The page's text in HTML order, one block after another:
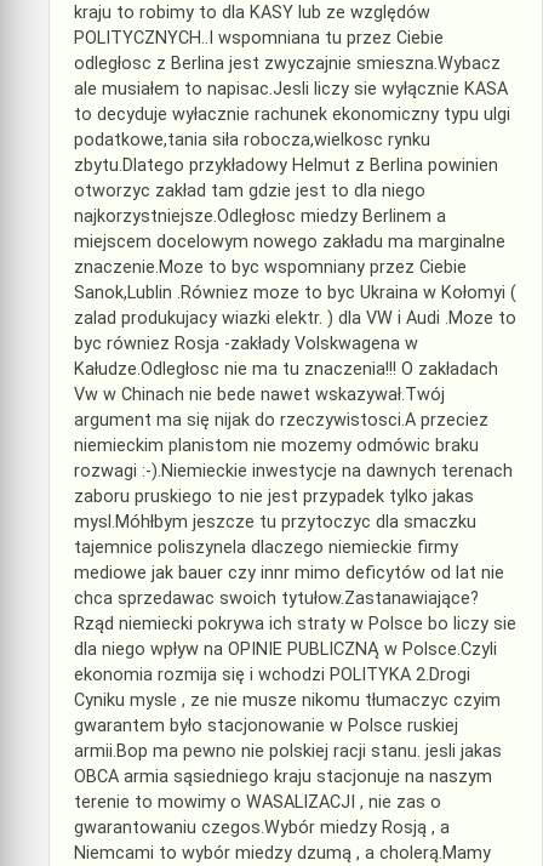
kraju to robimy to dla KASY lub ze względów
POLITYCZNYCH..I wspomniana tu przez Ciebie
odległosc z Berlina jest zwyczajnie smieszna.Wybacz
ale musiałem to napisac.Jesli liczy sie wyłącznie KASA
to decyduje wyłacznie rachunek ekonomiczny typu ulgi
podatkowe,tania siła robocza,wielkosc rynku
zbytu.Dlatego przykładowy Helmut z Berlina powinien
otworzyc zakład tam gdzie jest to dla niego
najkorzystniejsze.Odległosc miedzy Berlinem a
miejscem docelowym nowego zakładu ma marginalne
znaczenie.Moze to byc wspomniany przez Ciebie
Sanok,Lublin .Równiez moze to byc Ukraina w Kołomyi (
zalad produkujacy wiazki elektr. ) dla VW i Audi .Moze to
byc równiez Rosja -zakłady Volskwagena w
Kałudze.Odległosc nie ma tu znaczenia!!! O zakładach
Vw w Chinach nie bede nawet wskazywał.Twój
argument ma się nijak do rzeczywistosci.A przeciez
niemieckim planistom nie mozemy odmówic braku
rozwagi :-).Niemieckie inwestycje na dawnych terenach
zaboru pruskiego to nie jest przypadek tylko jakas
mysl.Móhłbym jeszcze tu przytoczyc dla smaczku
tajemnice poliszynela dlaczego niemieckie firmy
mediowe jak bauer czy innr mimo deficytów od lat nie
chca sprzedawac swoich tytułow.Zastanawiające?
Rząd niemiecki pokrywa ich straty w Polsce bo liczy sie
dla niego wpływ na OPINIE PUBLICZNĄ w Polsce.Czyli
ekonomia rozmija się i wchodzi POLITYKA 2.Drogi
Cyniku mysle , ze nie musze nikomu tłumaczyc czyim
gwarantem było stacjonowanie w Polsce ruskiej
armii.Bop ma pewno nie polskiej racji stanu. jesli jakas
OBCA armia sąsiedniego kraju stacjonuje na naszym
terenie to mowimy o WASALIZACJI , nie zas o
gwarantowaniu czegos.Wybór miedzy Rosją , a
Niemcami to wybór miedzy dzumą , a cholerą.Mamy